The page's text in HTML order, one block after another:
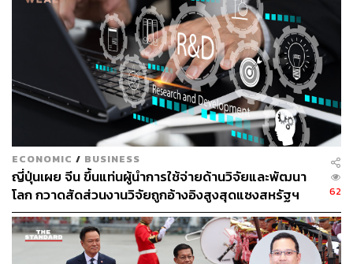
ECONOMIC / BUSINESS
ญี่ปุ่นเผย จีน ขึ้นแท่นผู้นำการใช้จ่ายด้านวิจัยและพัฒนา
โลก กวาดสัดส่วนงานวิจัยถูกอ้างอิงสูงสุดแซงสหรัฐฯ
62